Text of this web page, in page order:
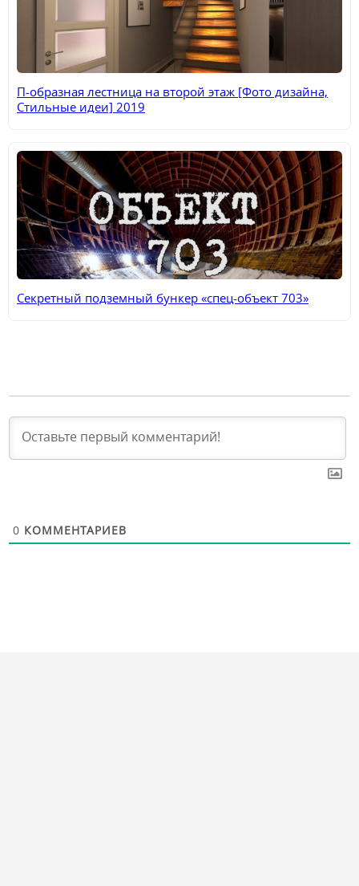
П-образная лестница на второй этаж [Фото дизайна,
Стильные идеи] 2019
Секретный подземный бункер «спец-объект 703»
0 КОММЕНТАРИЕВ